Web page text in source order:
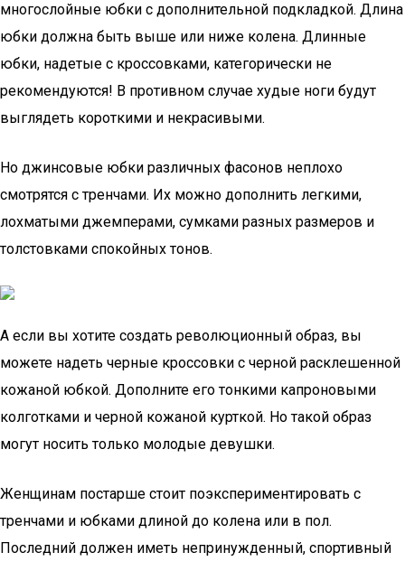
многослойные юбки с дополнительной подкладкой. Длина
юбки должна быть выше или ниже колена. Длинные
юбки, надетые с кроссовками, категорически не
рекомендуются! В противном случае худые ноги будут
выглядеть короткими и некрасивыми.
Но джинсовые юбки различных фасонов неплохо
смотрятся с тренчами. Их можно дополнить легкими,
лохматыми джемперами, сумками разных размеров и
толстовками спокойных тонов.
А если вы хотите создать революционный образ, вы
можете надеть черные кроссовки с черной расклешенной
кожаной юбкой. Дополните его тонкими капроновыми
колготками и черной кожаной курткой. Но такой образ
могут носить только молодые девушки.
Женщинам постарше стоит поэкспериментировать с
тренчами и юбками длиной до колена или в пол.
Последний должен иметь непринужденный, спортивный